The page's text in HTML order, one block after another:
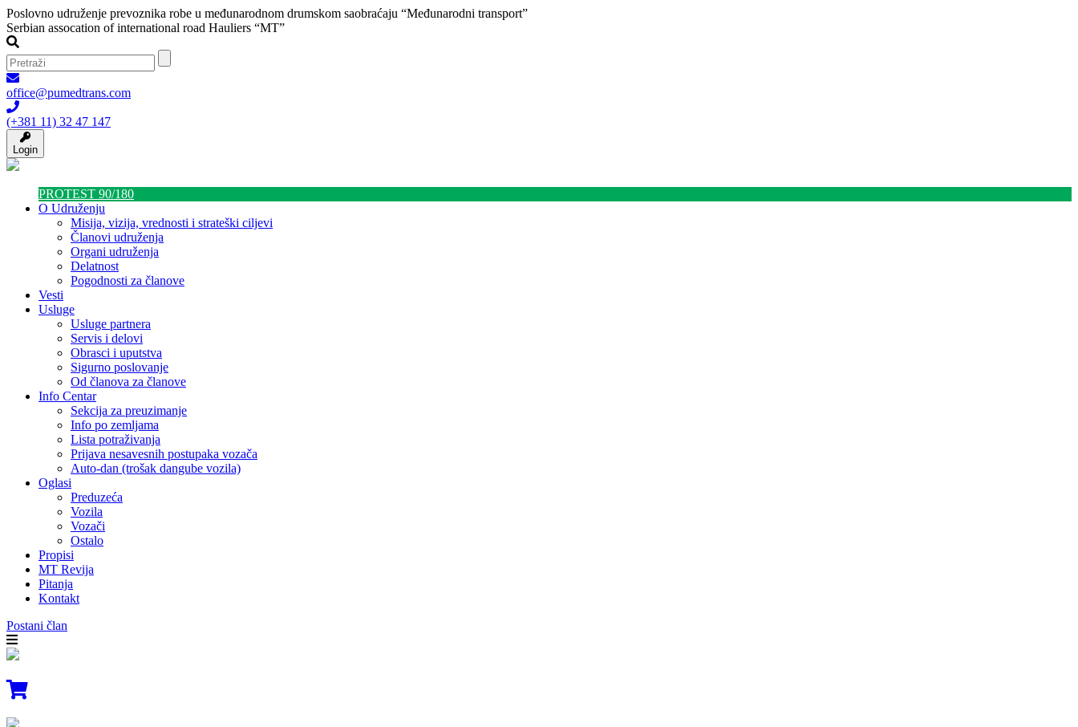
Poslovno udruženje prevoznika robe u međunarodnom drumskom saobraćaju “Međunarodni transport”
Serbian assocation of international road Hauliers “MT”
office@pumedtrans.com
(+381 11) 32 47 147
Login
PROTEST 90/180
O Udruženju
Misija, vizija, vrednosti i strateški ciljevi
Članovi udruženja
Organi udruženja
Delatnost
Pogodnosti za članove
Vesti
Usluge
Usluge partnera
Servis i delovi
Obrasci i uputstva
Sigurno poslovanje
Od članova za članove
Info Centar
Sekcija za preuzimanje
Info po zemljama
Lista potraživanja
Prijava nesavesnih postupaka vozača
Auto-dan (trošak dangube vozila)
Oglasi
Preduzeća
Vozila
Vozači
Ostalo
Propisi
MT Revija
Pitanja
Kontakt
Postani član